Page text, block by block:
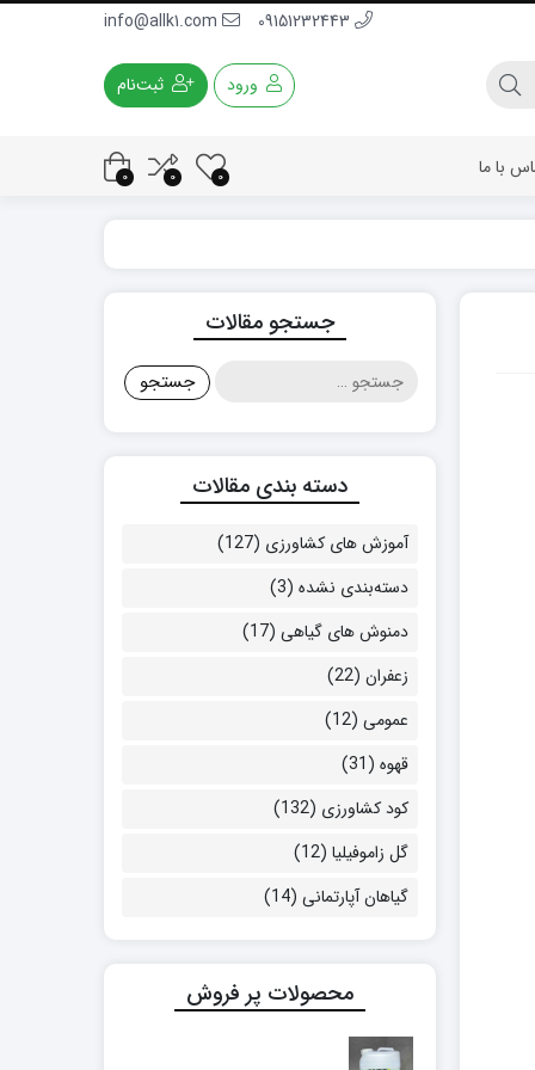
ورود ثبت‌نام
با ما 0
0
0
جستجو مقالات
جستجو
برای:
دسته بندی مقالات
آموزش های کشاورزی (127)
دسته‌بندی نشده (3)
دمنوش های گیاهی (17)
زعفران (22)
عمومی (12)
قهوه (31)
کود کشاورزی (132)
گل زاموفیلیا (12)
گیاهان آپارتمانی (14)
محصولات پر فروش